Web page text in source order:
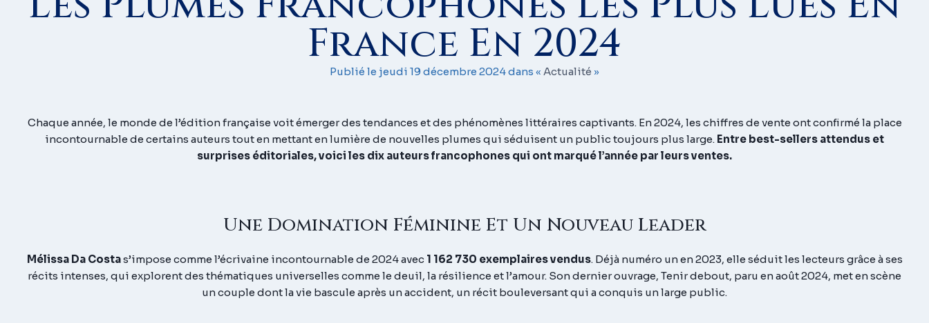
France En 2024
Publié le jeudi 19 décembre 2024 dans « Actualité »
Chaque année, le monde de l’édition française voit émerger des tendances et des phénomènes littéraires captivants. En 2024, les chiffres de vente ont confirmé la place
incontournable de certains auteurs tout en mettant en lumière de nouvelles plumes qui séduisent un public toujours plus large. Entre best-sellers attendus et
surprises éditoriales, voici les dix auteurs francophones qui ont marqué l’année par leurs ventes.
Une Domination Féminine Et Un Nouveau Leader
Mélissa Da Costas’impose comme l’écrivaine incontournable de 2024 avec 1 162 730 exemplaires vendus. Déjà numéro un en 2023, elle séduit les lecteurs grâce à ses
récits intenses, qui explorent des thématiques universelles comme le deuil, la résilience et l’amour. Son dernier ouvrage, Tenir debout, paru en août 2024, met en scène
un couple dont la vie bascule après un accident, un récit bouleversant qui a conquis un large public.